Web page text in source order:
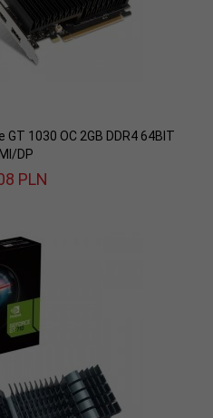
1030 OC 2GB DDR4 64BIT
DP
PLN